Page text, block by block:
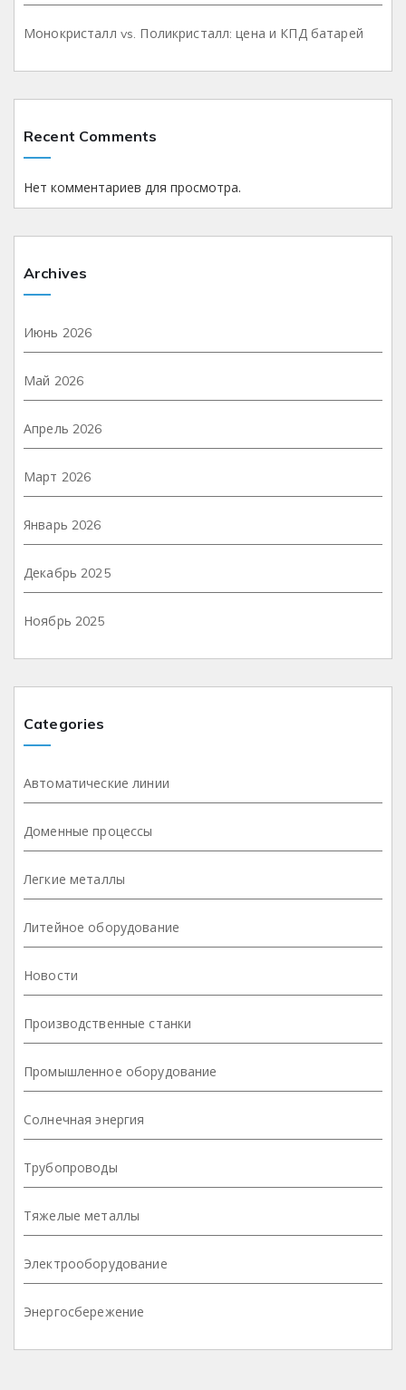
Монокристалл vs. Поликристалл: цена и КПД батарей
Recent Comments
Нет комментариев для просмотра.
Archives
Июнь 2026
Май 2026
Апрель 2026
Март 2026
Январь 2026
Декабрь 2025
Ноябрь 2025
Categories
Автоматические линии
Доменные процессы
Легкие металлы
Литейное оборудование
Новости
Производственные станки
Промышленное оборудование
Солнечная энергия
Трубопроводы
Тяжелые металлы
Электрооборудование
Энергосбережение